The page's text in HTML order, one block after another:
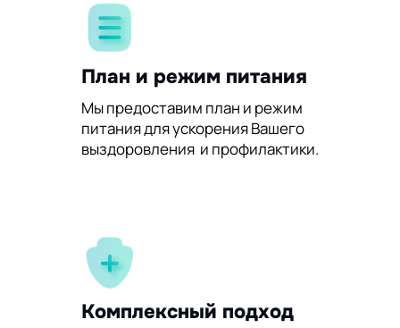
План и режим питания
Мы предоставим план и режим
питания для ускорения Вашего
выздоровления и профилактики.
Комплексный подход